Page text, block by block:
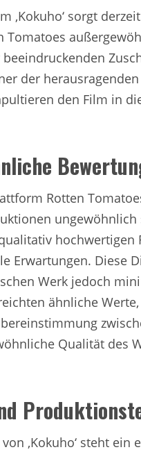
‚Kokuho‘ sorgt
Tomatoes
der
den Film in
Rotten
Erwartungen. Diese
Werk jedoch
ähnliche
Qualität des
‚Kokuho‘ steht